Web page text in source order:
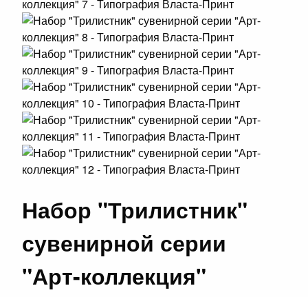
Набор "Трилистник"
сувенирной серии
"Арт-коллекция"